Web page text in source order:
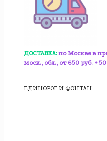
ДОСТАВКА: по Москве в
моск., обл., от 650 руб. +
ЕДИНОРОГ И ФОНТАН